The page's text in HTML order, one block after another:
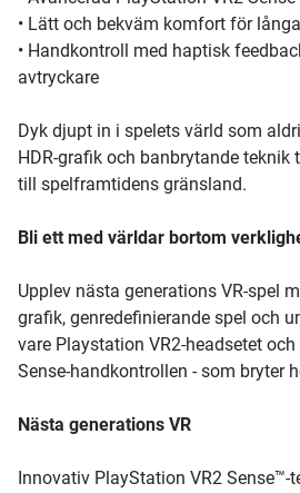
• Lätt och bekväm komfort för
• Handkontroll med haptisk
avtryckare
Dyk djupt in i spelets värld som
HDR-grafik och banbrytande teknik
till spelframtidens gränsland.
Bli ett med världar bortom
Upplev nästa generations VR-spel
grafik, genredefinierande spel och
vare Playstation VR2-headsetet
Sense-handkontrollen - som bryter
Nästa generations VR
Innovativ PlayStation VR2 Sense™-